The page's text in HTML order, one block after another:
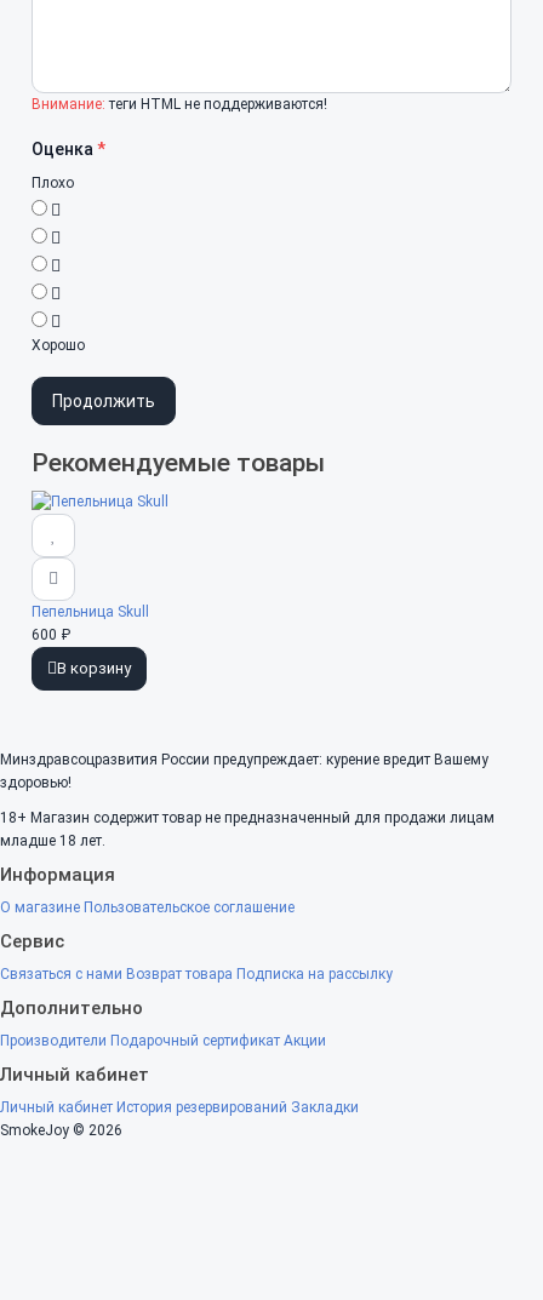
Внимание: теги HTML не поддерживаются!
Оценка
Плохо
Хорошо
Продолжить
Рекомендуемые товары
Пепельница Skull
600 ₽
В корзину
Минздравсоцразвития России предупреждает: курение вредит Вашему
здоровью!
18+ Магазин содержит товар не предназначенный для продажи лицам
младше 18 лет.
Информация
О магазине Пользовательское соглашение
Сервис
Связаться с нами Возврат товара Подписка на рассылку
Дополнительно
Производители Подарочный сертификат Акции
Личный кабинет
Личный кабинет История резервирований Закладки
SmokeJoy © 2026